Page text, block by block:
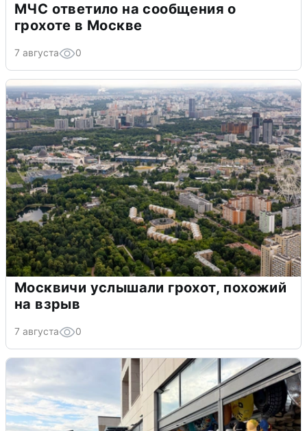
МЧС ответило на сообщения о
грохоте в Москве
7 августа 0
Москвичи услышали грохот, похожий
на взрыв
7 августа 0